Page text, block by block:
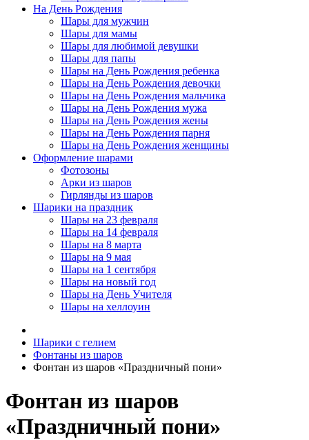
На День Рождения
Шары для мужчин
Шары для мамы
Шары для любимой девушки
Шары для папы
Шары на День Рождения ребенка
Шары на День Рождения девочки
Шары на День Рождения мальчика
Шары на День Рождения мужа
Шары на День Рождения жены
Шары на День Рождения парня
Шары на День Рождения женщины
Оформление шарами
Фотозоны
Арки из шаров
Гирлянды из шаров
Шарики на праздник
Шары на 23 февраля
Шары на 14 февраля
Шары на 8 марта
Шары на 9 мая
Шары на 1 сентября
Шары на новый год
Шары на День Учителя
Шары на хеллоуин
Шарики с гелием
Фонтаны из шаров
Фонтан из шаров «Праздничный пони»
Фонтан из шаров
«Праздничный пони»